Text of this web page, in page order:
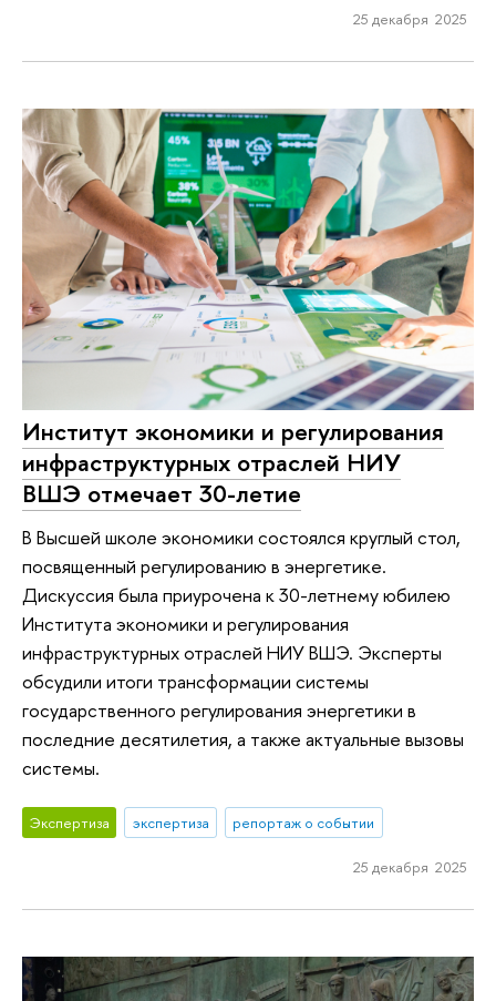
25 декабря 2025
Институт экономики и регулирования
инфраструктурных отраслей НИУ
ВШЭ отмечает 30-летие
В Высшей школе экономики состоялся круглый стол,
посвященный регулированию в энергетике.
Дискуссия была приурочена к 30-летнему юбилею
Института экономики и регулирования
инфраструктурных отраслей НИУ ВШЭ. Эксперты
обсудили итоги трансформации системы
государственного регулирования энергетики в
последние десятилетия, а также актуальные вызовы
системы.
Экспертиза экспертиза репортаж о событии
25 декабря 2025